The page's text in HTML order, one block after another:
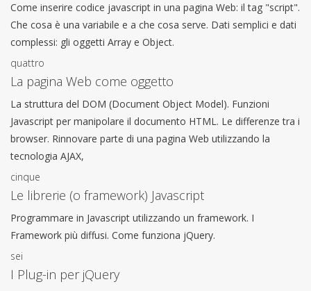
Come inserire codice javascript in una pagina Web: il tag "script".
Che cosa è una variabile e a che cosa serve. Dati semplici e dati
complessi: gli oggetti Array e Object.
quattro
La pagina Web come oggetto
La struttura del DOM (Document Object Model). Funzioni
Javascript per manipolare il documento HTML. Le differenze tra i
browser. Rinnovare parte di una pagina Web utilizzando la
tecnologia AJAX,
cinque
Le librerie (o framework) Javascript
Programmare in Javascript utilizzando un framework. I
Framework più diffusi. Come funziona jQuery.
sei
I Plug-in per jQuery